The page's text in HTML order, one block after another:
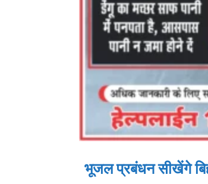
भूजल प्रबंधन सीखेंगे